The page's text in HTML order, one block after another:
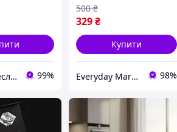
Teslyar | Тесляр | Все для дому | Подарунки | Гурт 99%
329₴
500 ₴
Купити
Everyday Market 98%